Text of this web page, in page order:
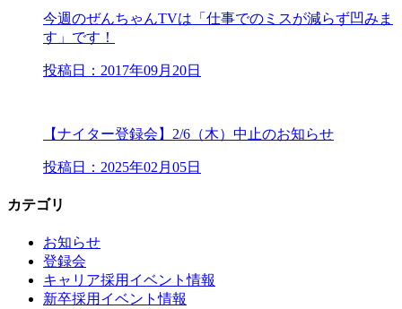
今週のぜんちゃんTVは「仕事でのミスが減らず凹みま
す」です！
投稿日：2017年09月20日
【ナイター登録会】2/6（木）中止のお知らせ
投稿日：2025年02月05日
カテゴリ
お知らせ
登録会
キャリア採用イベント情報
新卒採用イベント情報